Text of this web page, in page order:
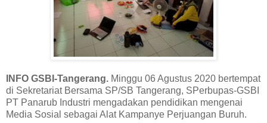
INFO GSBI-Tangerang. Minggu 06 Agustus 2020 bertempat
di Sekretariat Bersama SP/SB Tangerang, SPerbupas-GSBI
PT Panarub Industri mengadakan pendidikan mengenai
Media Sosial sebagai Alat Kampanye Perjuangan Buruh.